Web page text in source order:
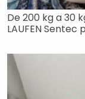
De 200 kg a 30
LAUFEN